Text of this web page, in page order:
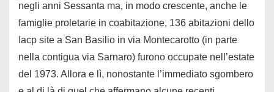
negli anni Sessanta ma, in modo crescente, anche le
famiglie proletarie in coabitazione, 136 abitazioni dello
Iacp site a San Basilio in via Montecarotto (in parte
nella contigua via Sarnaro) furono occupate nell’estate
del 1973. Allora e lì, nonostante l’immediato sgombero